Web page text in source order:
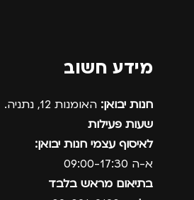
מידע חשוב
חנות יבואן: האומנות 12, נתניה.
שעות פעילות
לאיסוף עצמי חנות יבואן:
א-ה 09:00-17:30
בתיאום מראש בלבד